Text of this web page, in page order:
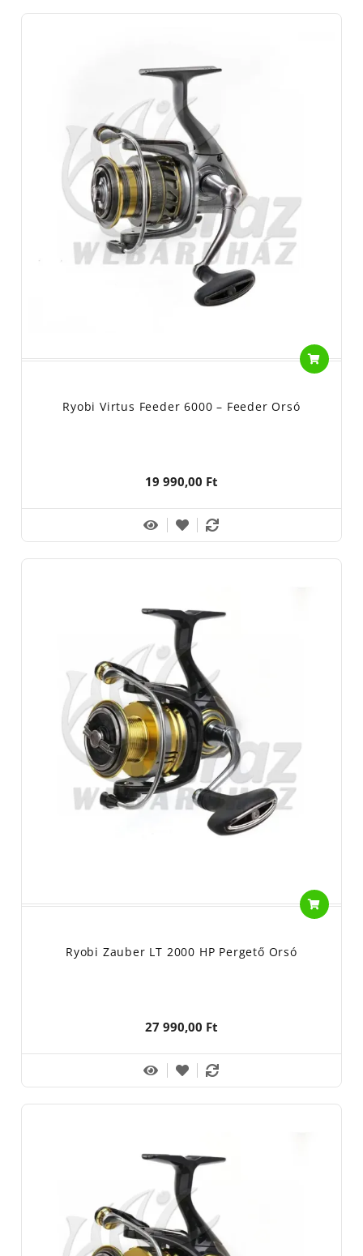
Ryobi Virtus Feeder 6000 – Feeder Orsó
19 990,00 Ft
Ryobi Zauber LT 2000 HP Pergető Orsó
27 990,00 Ft